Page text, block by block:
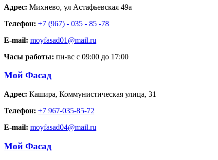
Адрес: Михнево, ул Астафьевская 49а
Телефон: +7 (967) - 035 - 85 -78
E-mail: moyfasad01@mail.ru
Часы работы: пн-вс с 09:00 до 17:00
Мой Фасад
Адрес: Кашира, Коммунистическая улица, 31
Телефон: +7 967-035-85-72
E-mail: moyfasad04@mail.ru
Мой Фасад